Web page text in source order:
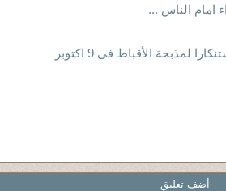
امام الناس ...
لمذبحة الأقباط فى 9 اكتوبر
أضف تعليق